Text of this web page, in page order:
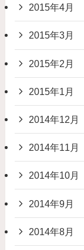
2015年4月
2015年3月
2015年2月
2015年1月
2014年12月
2014年11月
2014年10月
2014年9月
2014年8月